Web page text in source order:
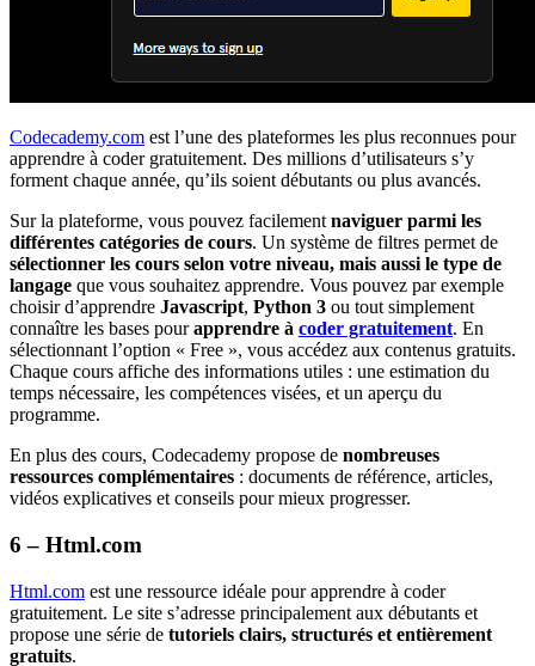
Codecademy.com est l’une des plateformes les plus reconnues pour
apprendre à coder gratuitement. Des millions d’utilisateurs s’y
forment chaque année, qu’ils soient débutants ou plus avancés.
Sur la plateforme, vous pouvez facilement naviguer parmi les
différentes catégories de cours. Un système de filtres permet de
sélectionner les cours selon votre niveau, mais aussi le type de
langage que vous souhaitez apprendre. Vous pouvez par exemple
choisir d’apprendre Javascript, Python 3 ou tout simplement
connaître les bases pourapprendre à coder gratuitement. En
sélectionnant l’option « Free », vous accédez aux contenus gratuits.
Chaque cours affiche des informations utiles : une estimation du
temps nécessaire, les compétences visées, et un aperçu du
programme.
En plus des cours, Codecademy propose de nombreuses
ressources complémentaires : documents de référence, articles,
vidéos explicatives et conseils pour mieux progresser.
6 – Html.com
Html.com est une ressource idéale pour apprendre à coder
gratuitement. Le site s’adresse principalement aux débutants et
propose une série de tutoriels clairs, structurés et entièrement
gratuits.